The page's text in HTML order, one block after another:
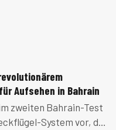
Aufsehen in Bahrain
zweiten Bahrain-Test
System vor, das